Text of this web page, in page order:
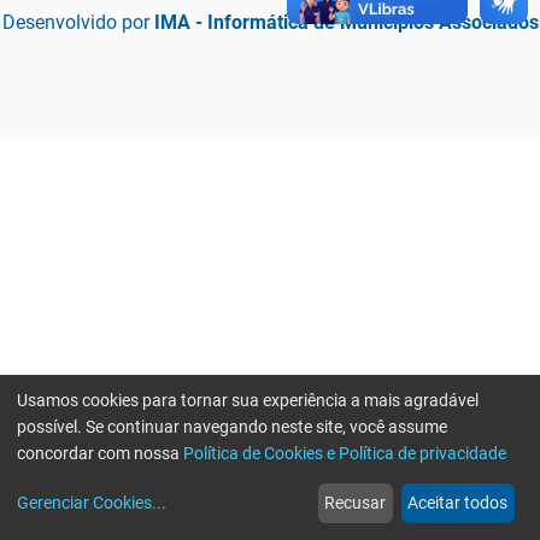
Desenvolvido por IMA - Informática de Municípios Associados
web
Notícias
more_horiz
Mais
Usamos cookies para tornar sua experiência a mais agradável
possível. Se continuar navegando neste site, você assume
concordar com nossa Política de Cookies e Política de privacidade
Gerenciar Cookies... Recusar Aceitar todos
Erro ao enviar informações, por favor tente novamente